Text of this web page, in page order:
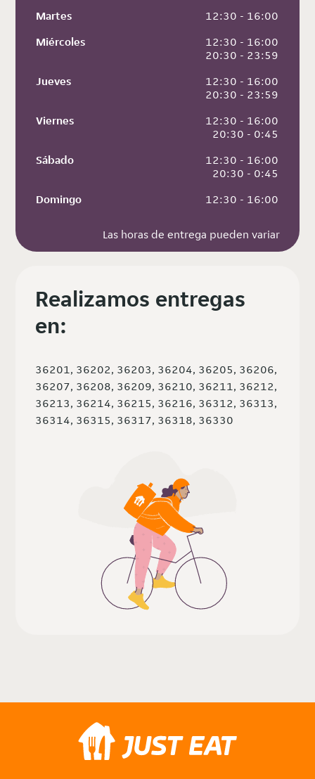
Martes
12:30 - 16:00
Miércoles
12:30 - 16:00
20:30 - 23:59
Jueves
12:30 - 16:00
20:30 - 23:59
Viernes
12:30 - 16:00
20:30 - 0:45
Sábado
12:30 - 16:00
20:30 - 0:45
Domingo
12:30 - 16:00
Las horas de entrega pueden variar
Realizamos entregas
en:
36201, 36202, 36203, 36204, 36205, 36206,
36207, 36208, 36209, 36210, 36211, 36212,
36213, 36214, 36215, 36216, 36312, 36313,
36314, 36315, 36317, 36318, 36330